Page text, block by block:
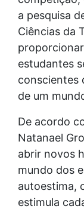
a pesquisa
Ciências da
estudantes
conscientes
de um
De acordo
Natanael
abrir novos
mundo dos
autoestima,
estimula